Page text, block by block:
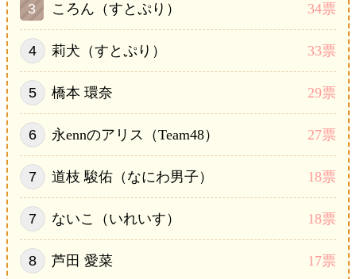
ころん（すとぷり） 34票
莉犬（すとぷり） 33票
橋本 環奈 29票
永ennのアリス（Team48） 27票
道枝 駿佑（なにわ男子） 18票
ないこ（いれいす） 18票
芦田 愛菜 17票